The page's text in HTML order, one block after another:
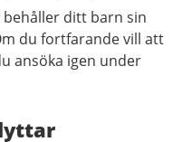
behåller ditt barn sin
du fortfarande vill att
ansöka igen under